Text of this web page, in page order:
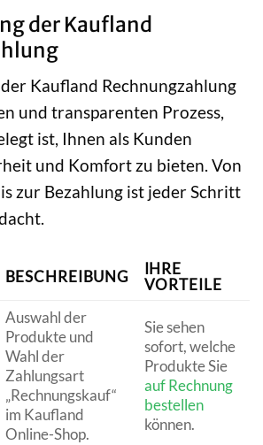
der Kaufland
Kaufland Rechnungzahlung
und transparenten Prozess,
ist, Ihnen als Kunden
und Komfort zu bieten. Von
zur Bezahlung ist jeder Schritt
BESCHREIBUNG
IHRE
VORTEILE
Auswahl der
Produkte und
Wahl der
Zahlungsart
„Rechnungskauf“
im Kaufland
Online-Shop.
Sie sehen
sofort, welche
Produkte Sie
auf Rechnung
bestellen
können.